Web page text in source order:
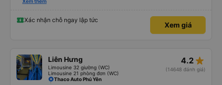
를 보시게 되는 한국분들께 정보를 드리자면 저는 다낭에서 꾸이년가는 버스를 탔습
니다. 같은 회사라도 버스마다 퀄리티가 다른지는 모르겠는데, 제가 탄 버스는 쾌적
하고 좋았어요. 자리 넓찍하고 베개 이불 깨끗합니다. 뭐 경적소리야 베트남에서는
뭐 전 새우자세가 편해서 불만은 없었습니다 : )
Xác nhận chỗ ngay lập tức
Xem giá
Liên Hưng
Limousine 32 giường (WC)
Limousine 21 phòng đơn (WC)
4.2 star_rate
(14648 đánh giá)
Thaco Auto Phú Yên